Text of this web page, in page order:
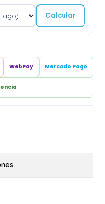
Calcular
WebPay Mercado Pago